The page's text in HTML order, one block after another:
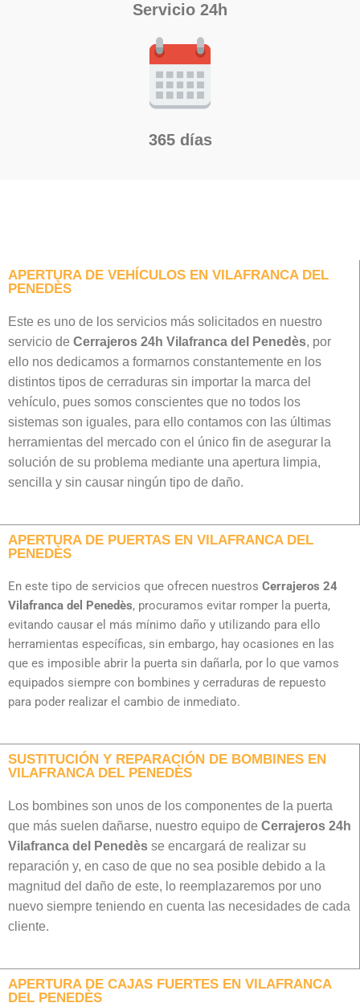
Servicio 24h
365 días
APERTURA DE VEHÍCULOS EN VILAFRANCA DEL
PENEDÈS
Este es uno de los servicios más solicitados en nuestro
servicio de Cerrajeros 24h Vilafranca del Penedès, por
ello nos dedicamos a formarnos constantemente en los
distintos tipos de cerraduras sin importar la marca del
vehículo, pues somos conscientes que no todos los
sistemas son iguales, para ello contamos con las últimas
herramientas del mercado con el único fin de asegurar la
solución de su problema mediante una apertura limpia,
sencilla y sin causar ningún tipo de daño.
APERTURA DE PUERTAS EN VILAFRANCA DEL
PENEDÈS
En este tipo de servicios que ofrecen nuestros Cerrajeros 24
Vilafranca del Penedès, procuramos evitar romper la puerta,
evitando causar el más mínimo daño y utilizando para ello
herramientas específicas, sin embargo, hay ocasiones en las
que es imposible abrir la puerta sin dañarla, por lo que vamos
equipados siempre con bombines y cerraduras de repuesto
para poder realizar el cambio de inmediato.
SUSTITUCIÓN Y REPARACIÓN DE BOMBINES EN
VILAFRANCA DEL PENEDÈS
Los bombines son unos de los componentes de la puerta
que más suelen dañarse, nuestro equipo de Cerrajeros 24h
Vilafranca del Penedès se encargará de realizar su
reparación y, en caso de que no sea posible debido a la
magnitud del daño de este, lo reemplazaremos por uno
nuevo siempre teniendo en cuenta las necesidades de cada
cliente.
APERTURA DE CAJAS FUERTES EN VILAFRANCA
DEL PENEDÈS